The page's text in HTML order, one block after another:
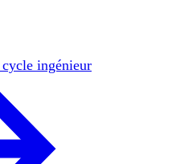
ingénieur